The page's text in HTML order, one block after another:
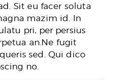
Sit eu facer soluta
mazim id. In
pri, per persius
an.Ne fugit
sed. Qui dico
no.